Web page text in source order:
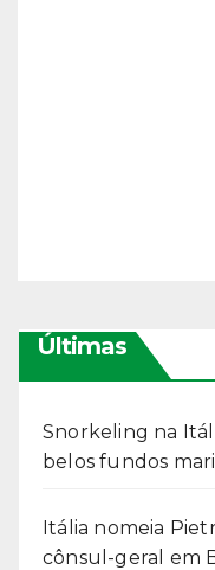
Últimas
Snorkeling na
belos fundos
Itália nomeia
cônsul-geral em